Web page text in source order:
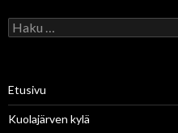
H
a
:Etusivu
Kuolajärven kylä